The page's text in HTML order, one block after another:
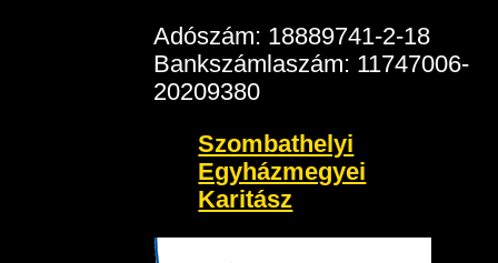
Adószám: 18889741-2-18
Bankszámlaszám: 11747006-
20209380
Szombathelyi
Egyházmegyei
Karitász